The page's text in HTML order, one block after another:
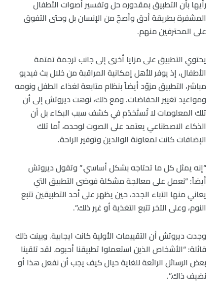
رأيها بأن التطبيق بمقدوره حل وتفسير أصوات الأطفال
المشفرة بطريقة أدق وأصحّ من الإنسان بل وحتى التفوق
على المحترفين منهم.
يحتوي التطبيق على مزايا أخرى إلى جانب ترجمة تمتمة
الأطفال، إذ يوفر للأهل إمكانية المراقبة من خلال بث فيديو
مباشر، التطبيق مزوّد أيضاً بنظام متابعة لغذاء الطفل ونومه
ومواعيد تغيير الحفاضات. ومع ذلك، نوهت ديروتش إلى أن
تلك المعلومات لا تُستَخدَم في كشف سبب البكاء بل أن
الذكاء الاصطناعي يعتمد على الصوت لوحده، أما تلك
الإضافات كانت لمعاونة الوالدين وتوفير الراحة.
“إنه يمثل كل ما تحتاجه بشكل أساسي.” وتقول ديروتش
أيضاً: “نعمل على معالجة مشكلة فوضى التطبيق التي
يعاني منها الآباء الجدد، حين يظهر على أحد التطبيقين تتبع
النوم، وعلى الآخر تتبع التغذية أو غير ذلك.”.
وجدت ديروتش أن التقييمات الأولية كانت ايجابية. وبينت ذلك
قائلة: “الأشخاص الذين استعملوا تطبيقنا أحبوه. لقد تلقينا
بعض الرسائل الرائعة للغاية حيال كيف يجب أن نفعل هذا أو
نضيف ذاك.”.